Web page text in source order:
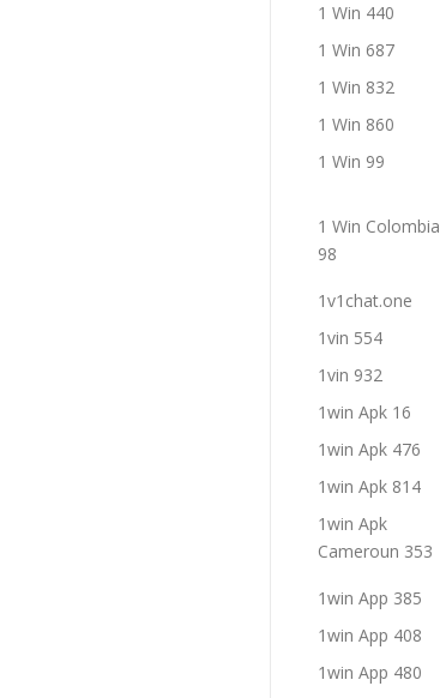
1 Win 440
1 Win 687
1 Win 832
1 Win 860
1 Win 99
1 Win Colombia
98
1v1chat.one
1vin 554
1vin 932
1win Apk 16
1win Apk 476
1win Apk 814
1win Apk
Cameroun 353
1win App 385
1win App 408
1win App 480